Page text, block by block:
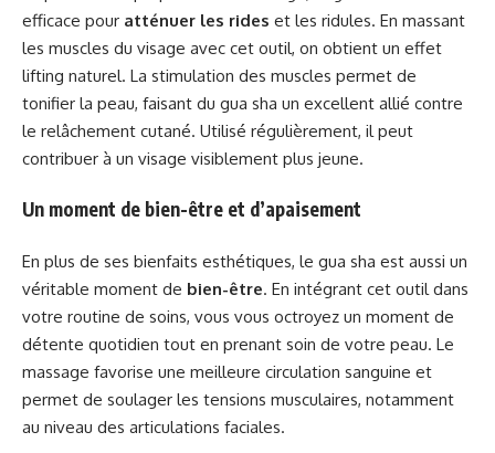
efficace pour atténuer les rides et les ridules. En massant
les muscles du visage avec cet outil, on obtient un effet
lifting naturel. La stimulation des muscles permet de
tonifier la peau, faisant du gua sha un excellent allié contre
le relâchement cutané. Utilisé régulièrement, il peut
contribuer à un visage visiblement plus jeune.
Un moment de bien-être et d’apaisement
En plus de ses bienfaits esthétiques, le gua sha est aussi un
véritable moment de bien-être. En intégrant cet outil dans
votre routine de soins, vous vous octroyez un moment de
détente quotidien tout en prenant soin de votre peau. Le
massage favorise une meilleure circulation sanguine et
permet de soulager les tensions musculaires, notamment
au niveau des articulations faciales.